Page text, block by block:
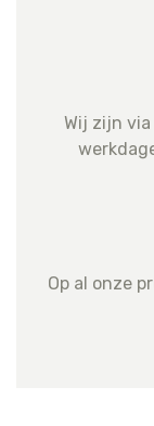
Wij zijn
Op al onze